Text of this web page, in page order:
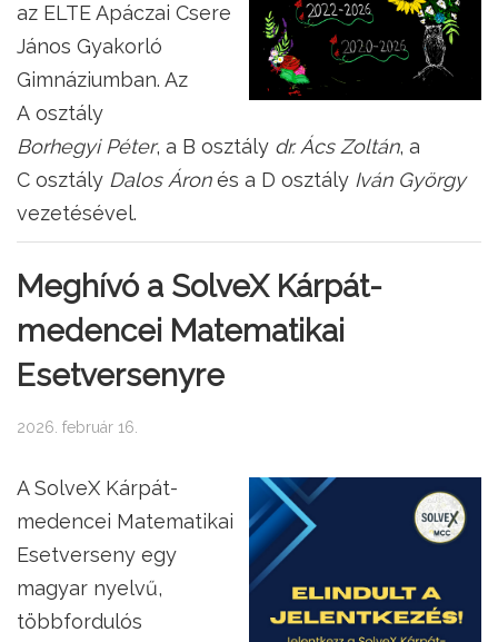
az ELTE Apáczai Csere
János Gyakorló
Gimnáziumban. Az
A osztály
Borhegyi Péter, a B osztály dr. Ács Zoltán, a
C osztály Dalos Áronés a D osztály Iván György
vezetésével.
Meghívó a SolveX Kárpát-
medencei Matematikai
Esetversenyre
2026. február 16.
A SolveX Kárpát-
medencei Matematikai
Esetverseny egy
magyar nyelvű,
többfordulós